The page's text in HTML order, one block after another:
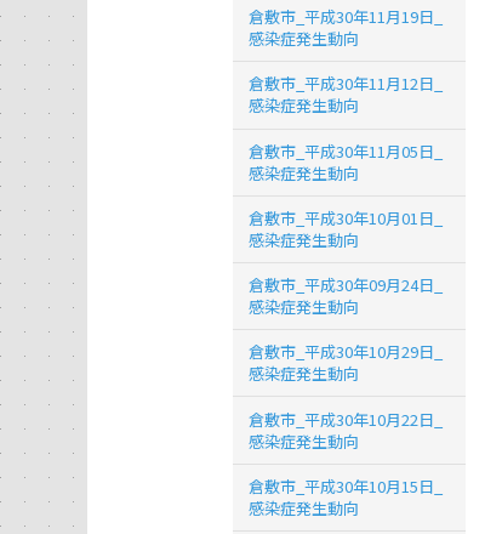
倉敷市_平成30年11月19日_
感染症発生動向
倉敷市_平成30年11月12日_
感染症発生動向
倉敷市_平成30年11月05日_
感染症発生動向
倉敷市_平成30年10月01日_
感染症発生動向
倉敷市_平成30年09月24日_
感染症発生動向
倉敷市_平成30年10月29日_
感染症発生動向
倉敷市_平成30年10月22日_
感染症発生動向
倉敷市_平成30年10月15日_
感染症発生動向